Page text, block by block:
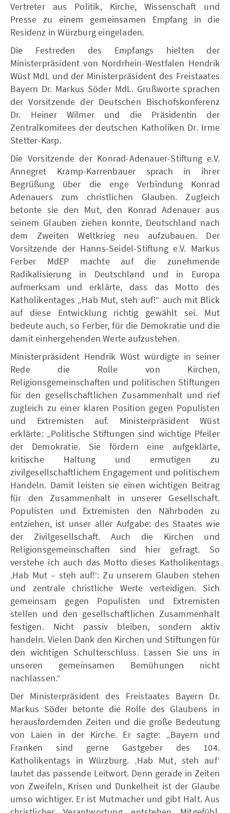
Vertreter aus Politik, Kirche, Wissenschaft und
Presse zu einem gemeinsamen Empfang in die
Residenz in Würzburg eingeladen.
Die Festreden des Empfangs hielten der
Ministerpräsident von Nordrhein-Westfalen Hendrik
Wüst MdL und der Ministerpräsident des Freistaates
Bayern Dr. Markus Söder MdL. Grußworte sprachen
der Vorsitzende der Deutschen Bischofskonferenz
Dr. Heiner Wilmer und die Präsidentin der
Zentralkomitees der deutschen Katholiken Dr. Irme
Stetter-Karp.
Die Vorsitzende der Konrad-Adenauer-Stiftung e.V.
Annegret Kramp-Karrenbauer sprach in ihrer
Begrüßung über die enge Verbindung Konrad
Adenauers zum christlichen Glauben. Zugleich
betonte sie den Mut, den Konrad Adenauer aus
seinem Glauben ziehen konnte, Deutschland nach
dem Zweiten Weltkrieg neu aufzubauen. Der
Vorsitzende der Hanns-Seidel-Stiftung e.V. Markus
Ferber MdEP machte auf die zunehmende
Radikalisierung in Deutschland und in Europa
aufmerksam und erklärte, dass das Motto des
Katholikentages „Hab Mut, steh auf!“ auch mit Blick
auf diese Entwicklung richtig gewählt sei. Mut
bedeute auch, so Ferber, für die Demokratie und die
damit einhergehenden Werte aufzustehen.
Ministerpräsident Hendrik Wüst würdigte in seiner
Rede die Rolle von Kirchen,
Religionsgemeinschaften und politischen Stiftungen
für den gesellschaftlichen Zusammenhalt und rief
zugleich zu einer klaren Position gegen Populisten
und Extremisten auf. Ministerpräsident Wüst
erklärte: „Politische Stiftungen sind wichtige Pfeiler
der Demokratie. Sie fördern eine aufgeklärte,
kritische Haltung und ermutigen zu
zivilgesellschaftlichem Engagement und politischem
Handeln. Damit leisten sie einen wichtigen Beitrag
für den Zusammenhalt in unserer Gesellschaft.
Populisten und Extremisten den Nährboden zu
entziehen, ist unser aller Aufgabe: des Staates wie
der Zivilgesellschaft. Auch die Kirchen und
Religionsgemeinschaften sind hier gefragt. So
verstehe ich auch das Motto dieses Katholikentags
‚Hab Mut – steh auf!ʻ: Zu unserem Glauben stehen
und zentrale christliche Werte verteidigen. Sich
gemeinsam gegen Populisten und Extremisten
stellen und den gesellschaftlichen Zusammenhalt
festigen. Nicht passiv bleiben, sondern aktiv
handeln. Vielen Dank den Kirchen und Stiftungen für
den wichtigen Schulterschluss. Lassen Sie uns in
unseren gemeinsamen Bemühungen nicht
nachlassen.“
Der Ministerpräsident des Freistaates Bayern Dr.
Markus Söder betonte die Rolle des Glaubens in
herausfordernden Zeiten und die große Bedeutung
von Laien in der Kirche. Er sagte: „Bayern und
Franken sind gerne Gastgeber des 104.
Katholikentags in Würzburg. ‚Hab Mut, steh aufʻ
lautet das passende Leitwort. Denn gerade in Zeiten
von Zweifeln, Krisen und Dunkelheit ist der Glaube
umso wichtiger. Er ist Mutmacher und gibt Halt. Aus